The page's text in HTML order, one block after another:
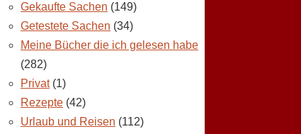
Gekaufte Sachen (149)
Getestete Sachen (34)
Meine Bücher die ich gelesen habe
(282)
Privat(1)
Rezepte (42)
Urlaub und Reisen (112)